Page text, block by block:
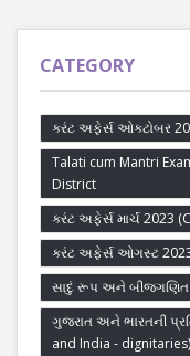
CATEGORY
કરંટ અફેર્સ ઓક્ટોબર
Talati cum Mantri
District
કરંટ અફેર્સ માર્ચ 2023
કરંટ અફેર્સ ઓગસ્ટ
સાદું રૂપ અને બીજગણિત
ગુજરાત અને ભારતની
and India - dignitaries)